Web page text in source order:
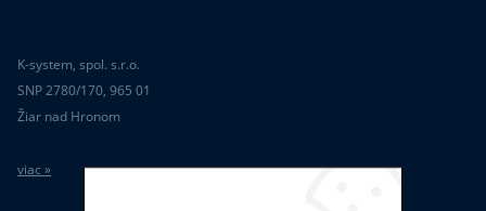
K-system, spol. s.r.o.
SNP 2780/170, 965 01
Žiar nad Hronom
viac »